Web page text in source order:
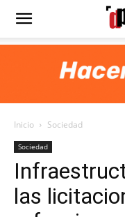
Diario
Portada
Inicio Sociedad
Sociedad
las